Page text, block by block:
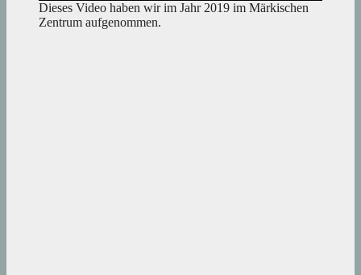
Dieses Video haben wir im Jahr 2019 im Märkischen
Zentrum aufgenommen.